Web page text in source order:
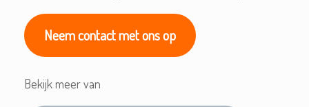
Neem contact met ons op
Bekijk meer van